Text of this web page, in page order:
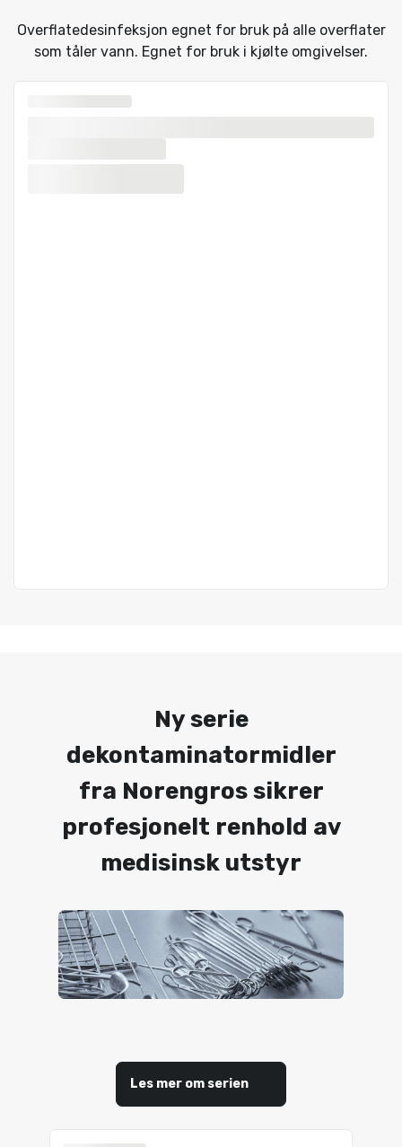
Overflatedesinfeksjon egnet for bruk på alle overflater
som tåler vann. Egnet for bruk i kjølte omgivelser.
Ny serie
dekontaminatormidler
fra Norengros sikrer
profesjonelt renhold av
medisinsk utstyr
Les mer om serien